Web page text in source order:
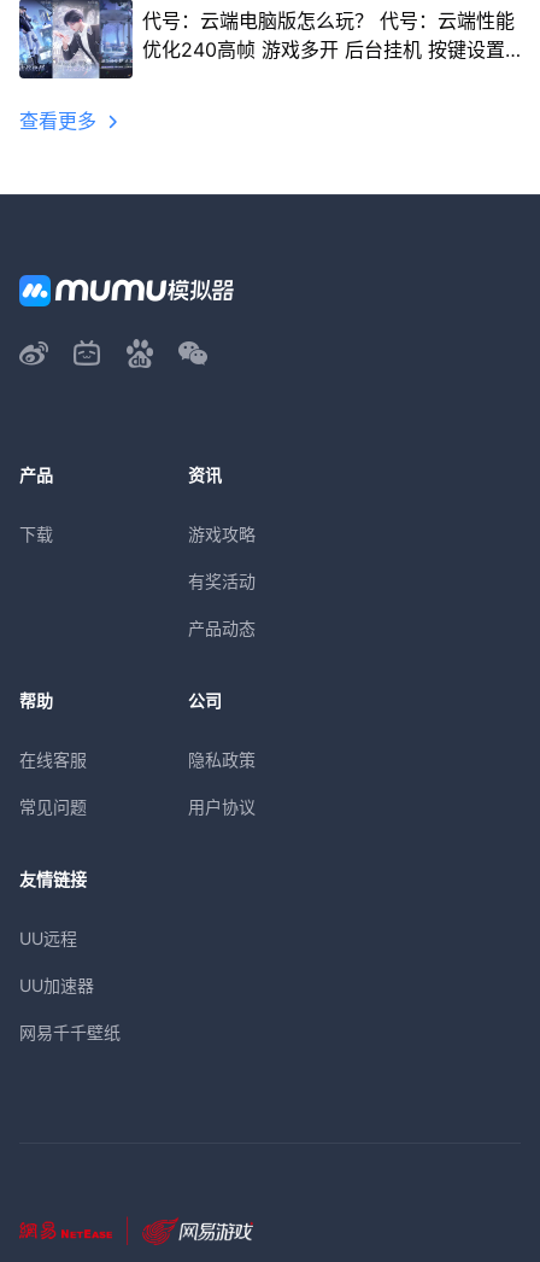
代号：云端电脑版怎么玩？ 代号：云端性能
优化240高帧 游戏多开 后台挂机 按键设置
查看更多
产品
下载
资讯
游戏攻略
有奖活动
产品动态
帮助
在线客服
常见问题
公司
隐私政策
用户协议
友情链接
UU远程
UU加速器
网易千千壁纸